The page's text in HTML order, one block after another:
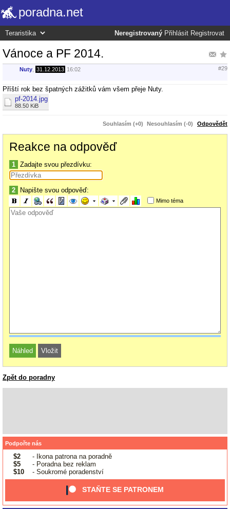
poradna.net
Neregistrovaný Přihlásit Registrovat
Vánoce a PF 2014.
Nuty 31.12.2013 16:02 #29
Příští rok bez špatných zážitků vám všem přeje Nuty.
pf-2014.jpg
88.50 KiB
Souhlasím (+0) Nesouhlasím (-0) Odpovědět
Reakce na odpověď
1 Zadajte svou přezdívku:
2 Napište svou odpověď:
Mimo téma
Zpět do poradny
Podpořte nás
$2
- Ikona patrona na poradně
$5
- Poradna bez reklam
$10
- Soukromé poradenství
STAŇTE SE PATRONEM